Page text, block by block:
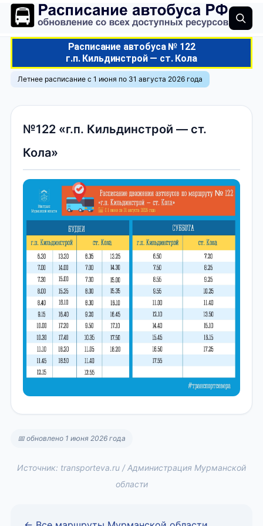
Расписание автобуса № 122
г.п. Кильдинстрой — ст. Кола
Летнее расписание с 1 июня по 31 августа 2026 года
№122 «г.п. Кильдинстрой — ст.
Кола»
📅 обновлено 1 июня 2026 года
Источник: transporteva.ru / Администрация Мурманской
области